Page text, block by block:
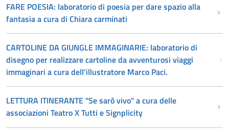
FARE POESIA: laboratorio di poesia per dare spazio alla
fantasia a cura di Chiara carminati
CARTOLINE DA GIUNGLE IMMAGINARIE: laboratorio di
disegno per realizzare cartoline da avventurosi viaggi
immaginari a cura dell'illustratore Marco Paci.
LETTURA ITINERANTE "Se sarò vivo" a cura delle
associazioni Teatro X Tutti e Signplicity